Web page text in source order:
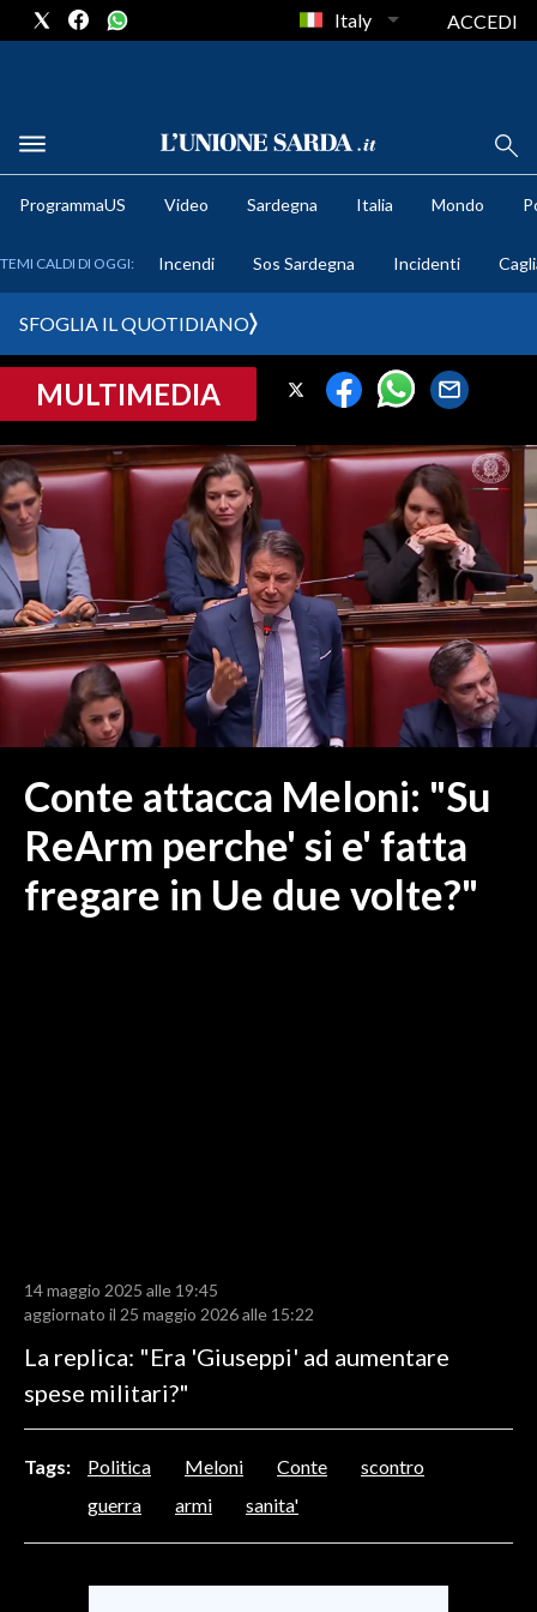
METEO
CRONACA SARDEGNA
PROVINCIA DI CAGLIARI
SULCIS IGLESIENTE
MEDIO CAMPIDANO
ORISTANO E PROVINCIA
SASSARI E PROVINCIA
GALLURA
NUORO E PROVINCIA
OGLIASTRA
ITALIA
MONDO
RISULTATI E CLASSIFICHE
CALCIO REGIONALE
BASKET
MOTORI
ALTRI SPORT
Italy ACCEDI
ProgrammaUS Video Sardegna Italia Mondo
TEMI CALDI DI OGGI: Incendi Sos Sardegna Incidenti
SFOGLIA IL QUOTIDIANO
MULTIMEDIA
Conte attacca Meloni: "Su
ReArm perche' si e' fatta
fregare in Ue due volte?"
14 maggio 2025 alle 19:45
aggiornato il 25 maggio 2026 alle 15:22
La replica: "Era 'Giuseppi' ad aumentare
spese militari?"
Tags: Politica Meloni Conte
scontro
guerra
armi sanita'